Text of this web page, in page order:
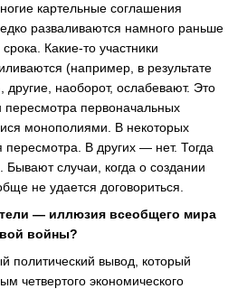
картельные соглашения
разваливаются намного раньше
Какие-то участники
(например, в результате
другие, наоборот, ослабевают. Это
пересмотра первоначальных
монополиями. В некоторых
пересмотра. В других — нет. Тогда
Бывают случаи, когда о создании
не удается договориться.
— иллюзия всеобщего мира
войны?
вывод, который
четвертого экономического